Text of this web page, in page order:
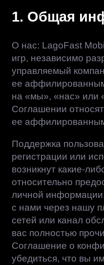
1. Общая
О нас: LagoFast
игр, независимо
управляемый
ее
на «мы», «нас» или
Соглашении
ее
Поддержка
регистрации или
возникнут какие-
относительно
личной
с нами через нашу
сетей или канал
вас полностью
Соглашение о
убедиться, что вы